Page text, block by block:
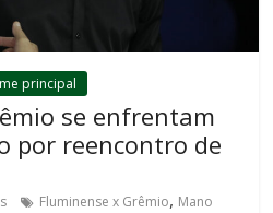
principal
se enfrentam
por reencontro de
Fluminense x Grêmio, Mano